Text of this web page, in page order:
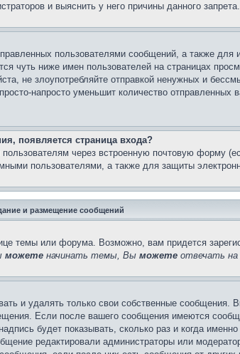
и выяснить у него причины данного запрета.
пользователями сообщений, а также для
чуть ниже имен пользователей на страницах
не злоупотребляйте отправкой ненужных и
напросто уменьшит количество
появляется страница входа?
через встроенную почтовую форму
пользователями, а также для защиты
и размещение сообщений
темы или форума. Возможно, вам придется
можете начинать темы, Вы можете отвечать
и удалять только свои собственные сообщения.
Если после вашего сообщения имеются
будет показывать, сколько раз и когда
редактировали администраторы или